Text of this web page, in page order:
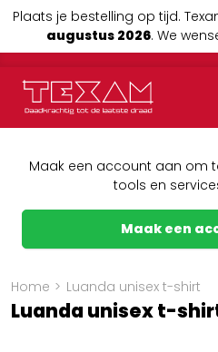
Plaats je bestelling op tijd.
augustus 2026. We
Maak een account aan om
tools en
Maak een
Home > Luanda unisex t-shirt
Luanda unisex t-